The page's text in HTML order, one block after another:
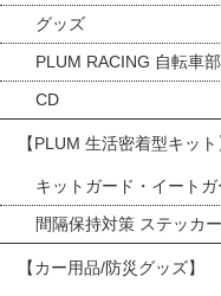
グッズ
PLUM RACING 自転車部
CD
【PLUM 生活密着型キット
キットガード・イートガ
間隔保持対策 ステッカー
【カー用品/防災グッズ】